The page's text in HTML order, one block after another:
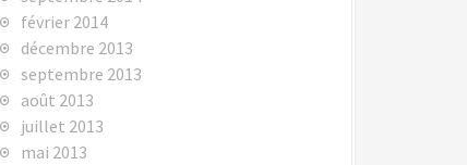
février 2014
décembre 2013
septembre 2013
août 2013
juillet 2013
mai 2013